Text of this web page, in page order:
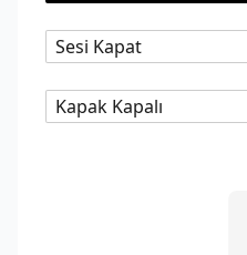
Sesi Kapat
Kapak Kapalı